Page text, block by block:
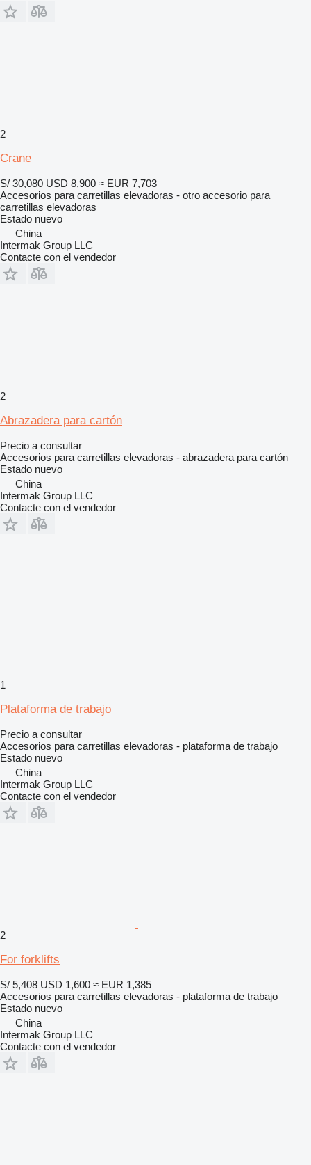
2
Crane
S/ 30,080 USD 8,900 ≈ EUR 7,703
Accesorios para carretillas elevadoras - otro accesorio para
carretillas elevadoras
Estado nuevo
China
Intermak Group LLC
Contacte con el vendedor
2
Abrazadera para cartón
Precio a consultar
Accesorios para carretillas elevadoras - abrazadera para cartón
Estado nuevo
China
Intermak Group LLC
Contacte con el vendedor
1
Plataforma de trabajo
Precio a consultar
Accesorios para carretillas elevadoras - plataforma de trabajo
Estado nuevo
China
Intermak Group LLC
Contacte con el vendedor
2
For forklifts
S/ 5,408 USD 1,600 ≈ EUR 1,385
Accesorios para carretillas elevadoras - plataforma de trabajo
Estado nuevo
China
Intermak Group LLC
Contacte con el vendedor